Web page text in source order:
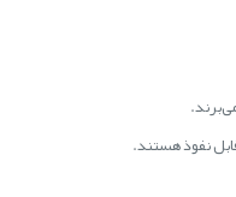
نفوذ هستند.